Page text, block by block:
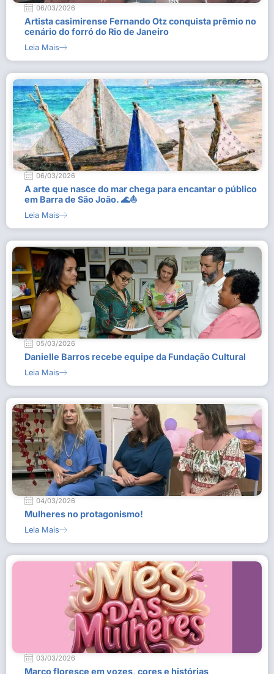
06/03/2026
Artista casimirense Fernando Otz conquista prêmio no
cenário do forró do Rio de Janeiro
Leia Mais
06/03/2026
A arte que nasce do mar chega para encantar o público
em Barra de São João. 🌊⛵
Leia Mais
05/03/2026
Danielle Barros recebe equipe da Fundação Cultural
Leia Mais
04/03/2026
Mulheres no protagonismo!
Leia Mais
03/03/2026
Março floresce em vozes, cores e histórias